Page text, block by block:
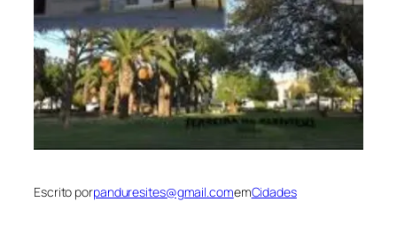
Escrito porpanduresites@gmail.comemCidades